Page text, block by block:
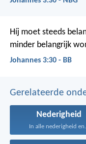
Híj moet steeds
minder belangrijk
Johannes 3:30 - BB
Gerelateerde
Nederigheid
In alle nederigheid